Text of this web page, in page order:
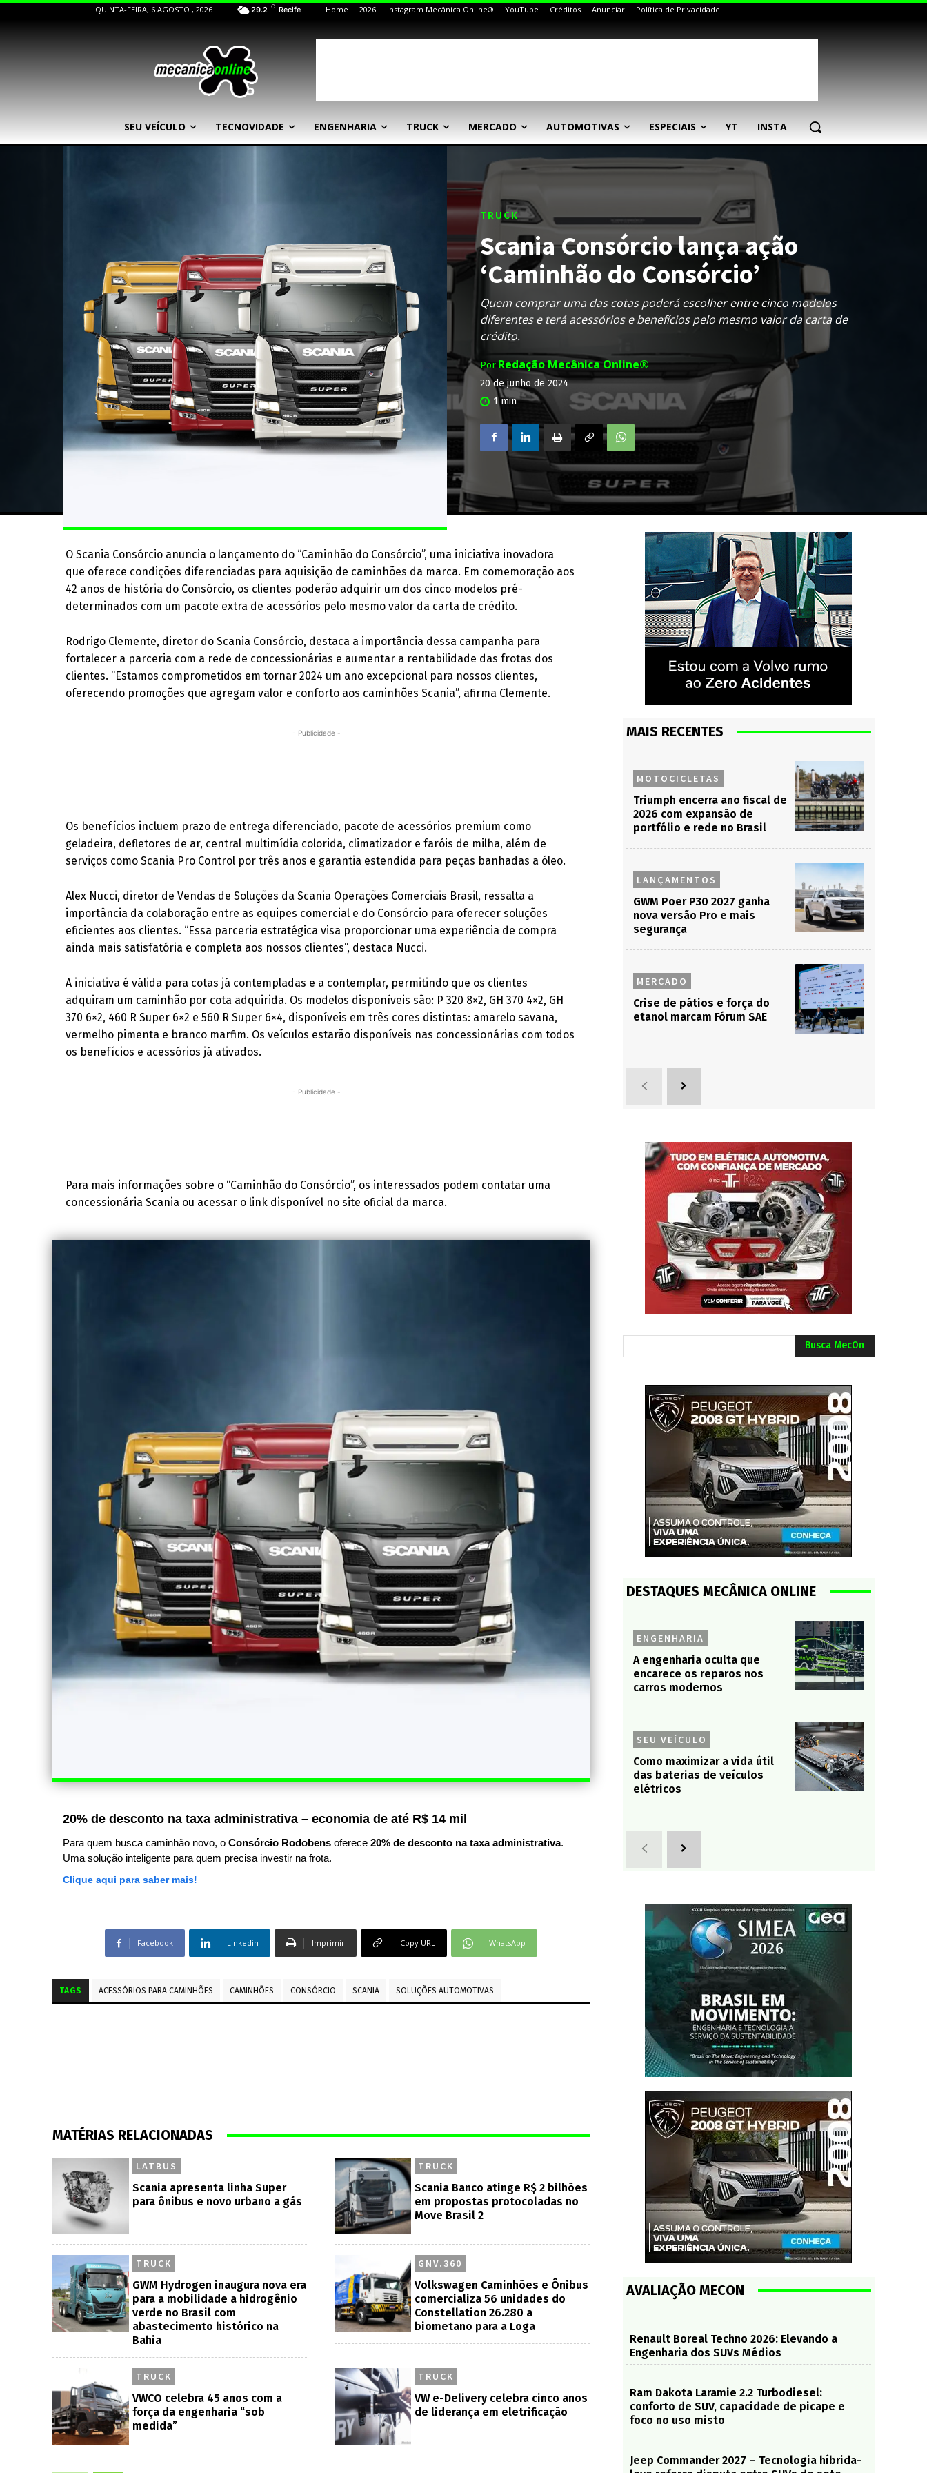
QUINTA-FEIRA, 6 AGOSTO , 2026 29.2 C Recife Home 2026 Instagram Mecânica Online® YouTube Créditos Anunciar Política de Privacidade
SEU VEÍCULO TECNOVIDADE ENGENHARIA TRUCK MERCADO AUTOMOTIVAS ESPECIAIS YT INSTA
TRUCK
Scania Consórcio lança ação
‘Caminhão do Consórcio’
Quem comprar uma das cotas poderá escolher entre cinco modelos
diferentes e terá acessórios e benefícios pelo mesmo valor da carta de
crédito.
Por Redação Mecânica Online®
20 de junho de 2024
1min
O Scania Consórcio anuncia o lançamento do “Caminhão do Consórcio”, uma iniciativa inovadora
que oferece condições diferenciadas para aquisição de caminhões da marca. Em comemoração aos
42 anos de história do Consórcio, os clientes poderão adquirir um dos cinco modelos pré-
determinados com um pacote extra de acessórios pelo mesmo valor da carta de crédito.
Rodrigo Clemente, diretor do Scania Consórcio, destaca a importância dessa campanha para
fortalecer a parceria com a rede de concessionárias e aumentar a rentabilidade das frotas dos
clientes. “Estamos comprometidos em tornar 2024 um ano excepcional para nossos clientes,
oferecendo promoções que agregam valor e conforto aos caminhões Scania”, afirma Clemente.
- Publicidade -
Os benefícios incluem prazo de entrega diferenciado, pacote de acessórios premium como
geladeira, defletores de ar, central multimídia colorida, climatizador e faróis de milha, além de
serviços como Scania Pro Control por três anos e garantia estendida para peças banhadas a óleo.
Alex Nucci, diretor de Vendas de Soluções da Scania Operações Comerciais Brasil, ressalta a
importância da colaboração entre as equipes comercial e do Consórcio para oferecer soluções
eficientes aos clientes. “Essa parceria estratégica visa proporcionar uma experiência de compra
ainda mais satisfatória e completa aos nossos clientes”, destaca Nucci.
A iniciativa é válida para cotas já contempladas e a contemplar, permitindo que os clientes
adquiram um caminhão por cota adquirida. Os modelos disponíveis são: P 320 8×2, GH 370 4×2, GH
370 6×2, 460 R Super 6×2 e 560 R Super 6×4, disponíveis em três cores distintas: amarelo savana,
vermelho pimenta e branco marfim. Os veículos estarão disponíveis nas concessionárias com todos
os benefícios e acessórios já ativados.
- Publicidade -
Para mais informações sobre o “Caminhão do Consórcio”, os interessados podem contatar uma
concessionária Scania ou acessar o link disponível no site oficial da marca.
20% de desconto na taxa administrativa – economia de até R$ 14 mil
Para quem busca caminhão novo, o Consórcio Rodobens oferece 20% de desconto na taxa administrativa.
Uma solução inteligente para quem precisa investir na frota.
Clique aqui para saber mais!
Facebook Linkedin Imprimir Copy URL WhatsApp
TAGS ACESSÓRIOS PARA CAMINHÕES CAMINHÕES CONSÓRCIO SCANIA SOLUÇÕES AUTOMOTIVAS
MATÉRIAS RELACIONADAS
LATBUS
Scania apresenta linha Super
para ônibus e novo urbano a gás
TRUCK
Scania Banco atinge R$ 2 bilhões
em propostas protocoladas no
Move Brasil 2
TRUCK
GWM Hydrogen inaugura nova era
para a mobilidade a hidrogênio
verde no Brasil com
abastecimento histórico na
Bahia
GNV.360
Volkswagen Caminhões e Ônibus
comercializa 56 unidades do
Constellation 26.280 a
biometano para a Loga
TRUCK
VWCO celebra 45 anos com a
força da engenharia “sob
medida”
TRUCK
VW e-Delivery celebra cinco anos
de liderança em eletrificação
MAIS RECENTES
MOTOCICLETAS
Triumph encerra ano fiscal de
2026 com expansão de
portfólio e rede no Brasil
LANÇAMENTOS
GWM Poer P30 2027 ganha
nova versão Pro e mais
segurança
MERCADO
Crise de pátios e força do
etanol marcam Fórum SAE
Busca MecOn
DESTAQUES MECÂNICA ONLINE
ENGENHARIA
A engenharia oculta que
encarece os reparos nos
carros modernos
SEU VEÍCULO
Como maximizar a vida útil
das baterias de veículos
elétricos
AVALIAÇÃO MECON
Renault Boreal Techno 2026: Elevando a
Engenharia dos SUVs Médios
Ram Dakota Laramie 2.2 Turbodiesel:
conforto de SUV, capacidade de picape e
foco no uso misto
Jeep Commander 2027 – Tecnologia híbrida-